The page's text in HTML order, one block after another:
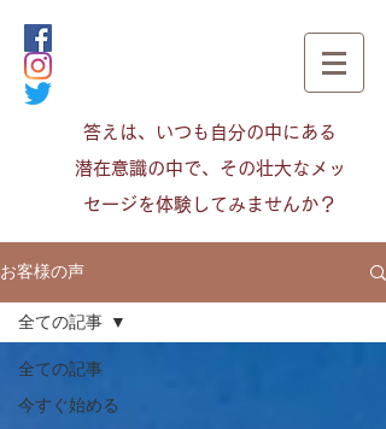
​答えは、いつも自分の中にある
潜在意識の中で、その壮大なメッ
セージを体験してみませんか？
お客様の声
全ての記事
今すぐ始める
全ての記事